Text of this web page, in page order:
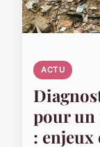
ACTU
pour un
: